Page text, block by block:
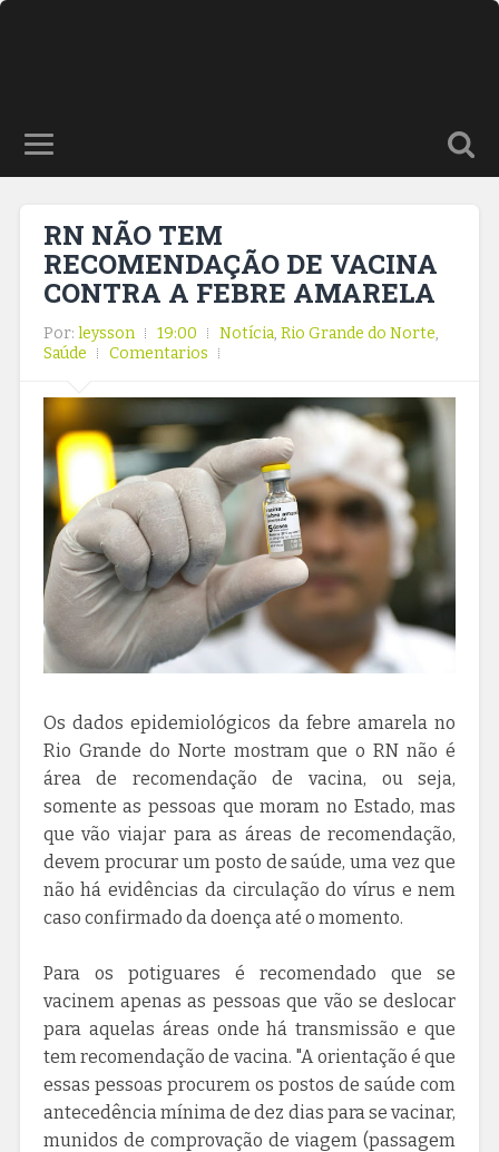
RN NÃO TEM
RECOMENDAÇÃO DE VACINA
CONTRA A FEBRE AMARELA
Por: leysson 19:00 Notícia, Rio Grande do Norte,
Saúde
Comentarios
Os dados epidemiológicos da febre amarela no
Rio Grande do Norte mostram que o RN não é
área de recomendação de vacina, ou seja,
somente as pessoas que moram no Estado, mas
que vão viajar para as áreas de recomendação,
devem procurar um posto de saúde, uma vez que
não há evidências da circulação do vírus e nem
caso confirmado da doença até o momento.
Para os potiguares é recomendado que se
vacinem apenas as pessoas que vão se deslocar
para aquelas áreas onde há transmissão e que
tem recomendação de vacina. "A orientação é que
essas pessoas procurem os postos de saúde com
antecedência mínima de dez dias para se vacinar,
munidos de comprovação de viagem (passagem